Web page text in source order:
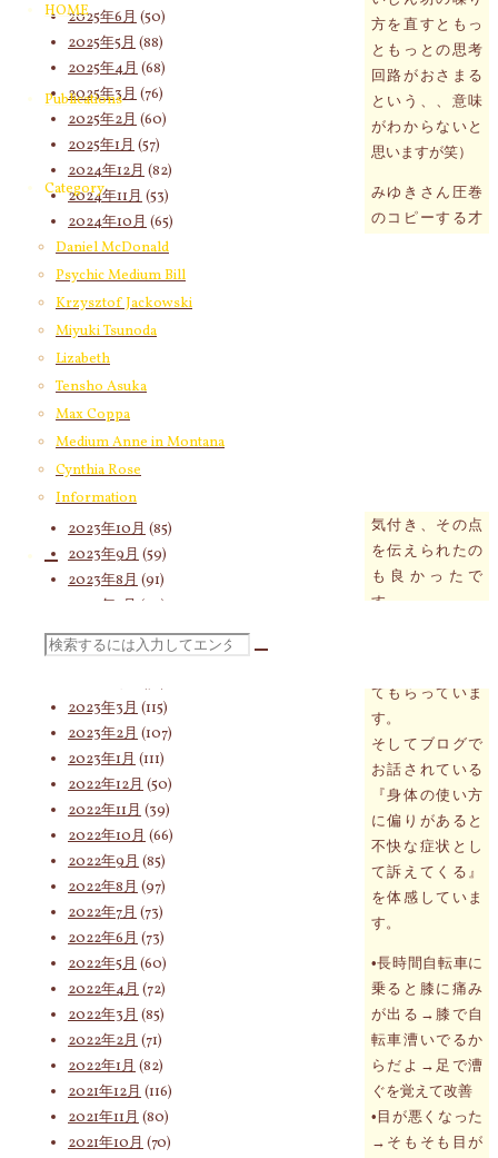
HOME
Publications
Category
Daniel McDonald
Psychic Medium Bill
Krzysztof Jackowski
Miyuki Tsunoda
Lizabeth
Tensho Asuka
Max Coppa
Medium Anne in Montana
Cynthia Rose
Information
検
索
象:
方を直すともっ
ともっとの思考
回路がおさまる
という、、意味
がわからないと
思いますが笑）
みゆきさん圧巻
のコピーする才
気付き、その点
を伝えられたの
も良かったで
す。
てもらっていま
す。
そしてブログで
お話されている
『身体の使い方
に偏りがあると
不快な症状とし
て訴えてくる』
を体感していま
す。
•長時間自転車に
乗ると膝に痛み
が出る→膝で自
転車漕いでるか
らだよ→足で漕
ぐを覚えて改善
•目が悪くなった
→そもそも目が
2025年6月 (50)
2025年5月 (88)
2025年4月 (68)
2025年3月 (76)
2025年2月 (60)
2025年1月 (57)
2024年12月 (82)
2024年11月 (53)
2024年10月 (65)
2024年9月(58)
2024年8月(65)
2024年7月(63)
2024年6月(72)
2024年5月
2024年4月
2024年2月
2024年1月(66)
2023年12月
2023年11月
2023年10月 (85)
2023年9月 (59)
2023年8月 (91)
2023年7月 (89)
2023年6月(62)
2023年5月(74)
2023年3月 (115)
2023年2月 (107)
2023年1月 (111)
2022年12月 (50)
2022年11月 (39)
2022年10月 (66)
2022年9月 (85)
2022年8月 (97)
2022年7月 (73)
2022年6月 (73)
2022年5月 (60)
2022年4月 (72)
2022年3月 (85)
2022年2月 (71)
2022年1月 (82)
2021年12月 (116)
2021年11月 (80)
2021年10月 (70)